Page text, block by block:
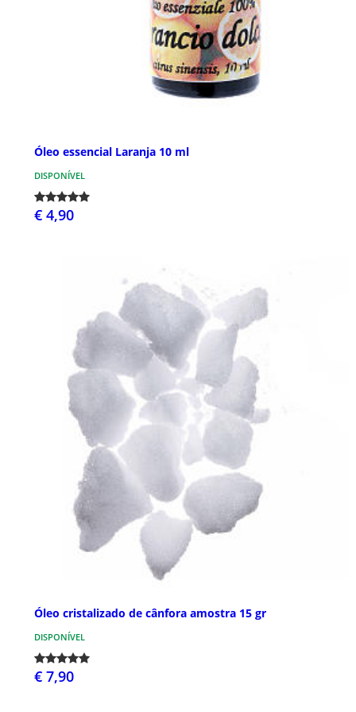
Óleo essencial Laranja 10 ml
DISPONÍVEL
€ 4,90
Óleo cristalizado de cânfora amostra 15 gr
DISPONÍVEL
€ 7,90